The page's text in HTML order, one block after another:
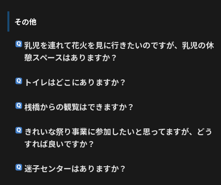
その他
乳児を連れて花火を見に行きたいのですが、乳児の休
憩スペースはありますか？
トイレはどこにありますか？
桟橋からの観覧はできますか？
きれいな祭り事業に参加したいと思ってますが、どう
すれば良いですか？
迷子センターはありますか？